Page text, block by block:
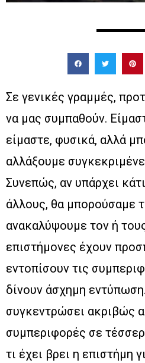
Σε γενικές γραμμές,
να μας συμπαθούν.
είμαστε, φυσικά, αλλά
αλλάξουμε
Συνεπώς, αν υπάρχει
άλλους, θα μπορούσαμε
ανακαλύψουμε τον ή
επιστήμονες έχουν
εντοπίσουν τις
δίνουν άσχημη
συγκεντρώσει ακριβώς
συμπεριφορές σε
τι έχει βρει η επιστήμη